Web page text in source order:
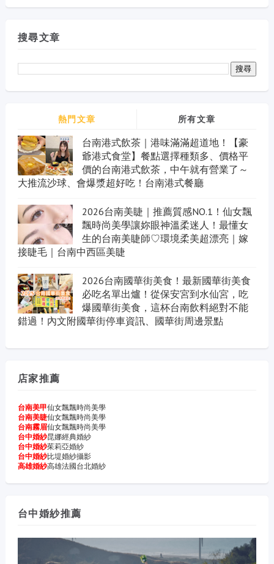
搜尋文章
熱門文章 所有文章
台南港式飲茶｜港味滿滿超道地！【豪
爺港式食堂】餐點選擇種類多、價格平
價的台南港式飲茶，中午就有營業了～
大推流沙球、會爆漿超好吃！台南港式餐廳
2026台南美睫｜推薦質感NO.1！仙女飄
飄時尚美學讓妳眼神溫柔迷人！最懂女
生的台南美睫師♡環境柔美超漂亮｜嫁
接睫毛｜台南中西區美睫
2026台南國華街美食！最新國華街美食
必吃名單出爐！從保安宮到水仙宮，吃
爆國華街美食，這杯台南飲料絕對不能
錯過！內文附國華街停車資訊、國華街周邊景點
店家推薦
台南美甲仙女飄飄時尚美學
台南美睫仙女飄飄時尚美學
台南霧眉仙女飄飄時尚美學
台中婚紗昆娜經典婚紗
台中婚紗茱莉亞婚紗
台中婚紗比堤婚紗攝影
高雄婚紗高雄法國台北婚紗
台中婚紗推薦